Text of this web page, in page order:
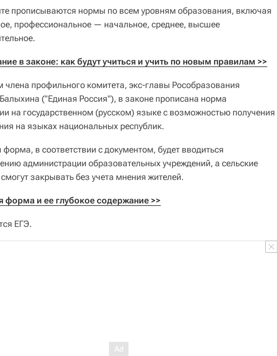
прописываются нормы по всем уровням образования, включая
профессиональное — начальное, среднее, высшее
в законе: как будут учиться и учить по новым правилам >>
члена профильного комитета, экс-главы Рособразования
("Единая Россия"), в законе прописана норма
на государственном (русском) языке с возможностью получения
на языках национальных республик.
в соответствии с документом, будет вводиться
администрации образовательных учреждений, а сельские
закрывать без учета мнения жителей.
форма и ее глубокое содержание >>
ЕГЭ.